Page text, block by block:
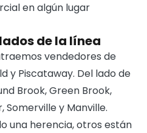
en algún lugar
de la línea
vendedores de
y Piscataway. Del lado de
Brook, Green Brook,
Somerville y Manville.
una herencia, otros están